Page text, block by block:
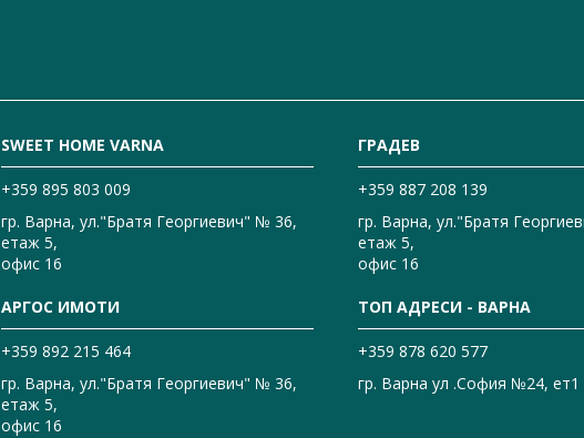
SWEET HOME VARNA
+359 895 803 009
гр. Варна, ул."Братя Георгиевич" № 36,
етаж 5,
офис 16
ГРАДЕВ
+359 887 208 139
гр. Варна, ул."Братя
етаж 5,
офис 16
АРГОС ИМОТИ
+359 892 215 464
гр. Варна, ул."Братя Георгиевич" № 36,
етаж 5,
офис 16
ТОП АДРЕСИ - ВАРНА
+359 878 620 577
гр. Варна ул .София №24, ет1